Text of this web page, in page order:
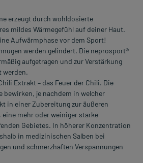
erzeugt durch wohldosierte
mildes Wärmegefühl auf deiner Haut.
Aufwärmphase vor dem Sport!
werden gelindert. Die neprosport®
aufgetragen und zur Verstärkung
werden.
Extrakt – das Feuer der Chili. Die
bewirken, je nachdem in welcher
in einer Zubereitung zur äußeren
mehr oder weiniger starke
Gebietes. In höherer Konzentration
in medizinischen Salben bei
und schmerzhaften Verspannungen